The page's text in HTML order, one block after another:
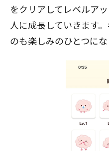
をクリアしてレベルア
人に成長していきます
のも楽しみのひとつにな